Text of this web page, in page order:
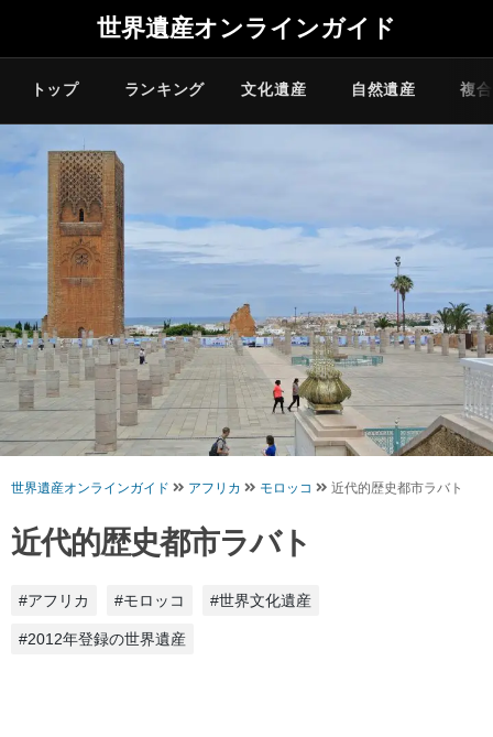
世界遺産オンラインガイド
トップ ランキング 文化遺産 自然遺産 複
世界遺産オンラインガイド アフリカ モロッコ 近代的歴史都市ラバト
近代的歴史都市ラバト
#アフリカ #モロッコ #世界文化遺産
#2012年登録の世界遺産